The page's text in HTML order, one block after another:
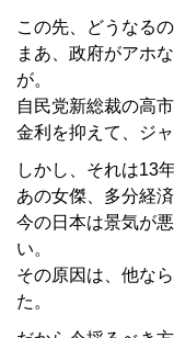
この先、どうなる
まあ、政府がアホ
が。
自民党新総裁の高
金利を抑えて、ジ
しかし、それは13
あの女傑、多分経
今の日本は景気が
い。
その原因は、他な
た。